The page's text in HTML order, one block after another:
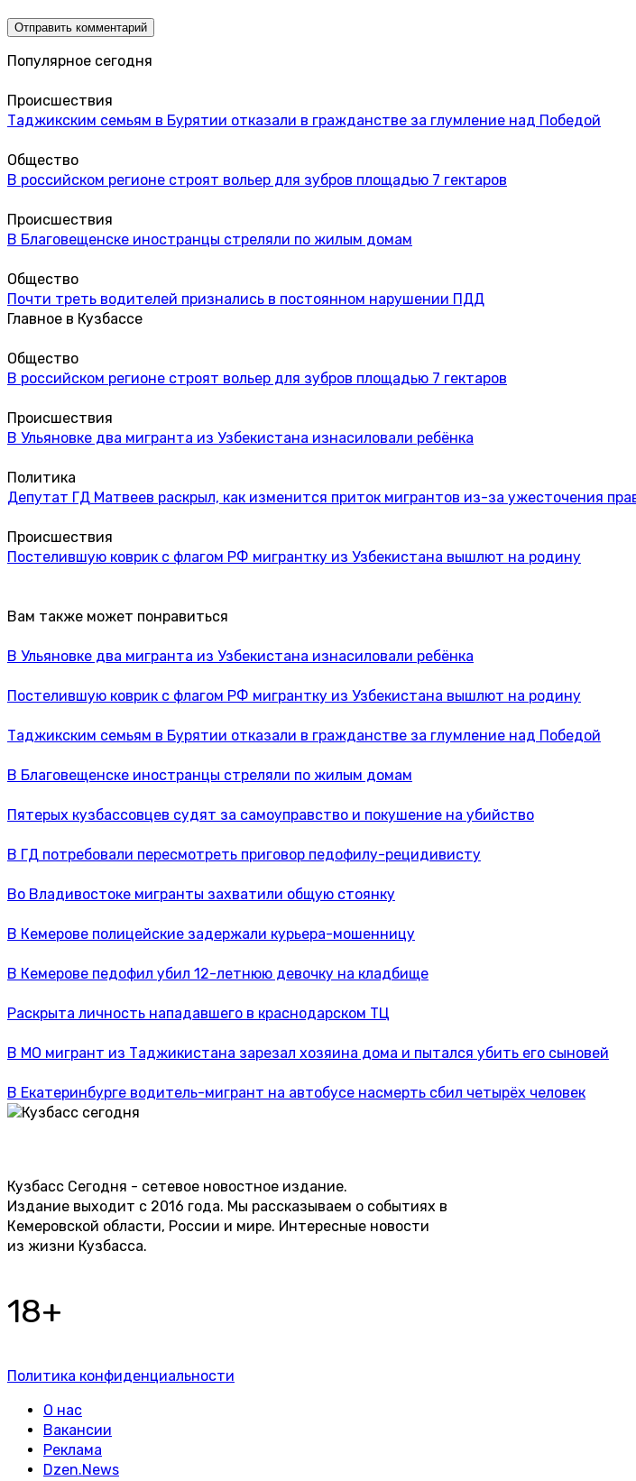
Популярное сегодня
Происшествия
Таджикским семьям в Бурятии отказали в гражданстве за глумление над Победой
Общество
В российском регионе строят вольер для зубров площадью 7 гектаров
Происшествия
В Благовещенске иностранцы стреляли по жилым домам
Общество
Почти треть водителей признались в постоянном нарушении ПДД
Главное в Кузбассе
Общество
В российском регионе строят вольер для зубров площадью 7 гектаров
Происшествия
В Ульяновке два мигранта из Узбекистана изнасиловали ребёнка
Политика
Депутат ГД Матвеев раскрыл, как изменится приток мигрантов из-за ужесточения
Происшествия
Постелившую коврик с флагом РФ мигрантку из Узбекистана вышлют на родину
Вам также может понравиться
В Ульяновке два мигранта из Узбекистана изнасиловали ребёнка
Постелившую коврик с флагом РФ мигрантку из Узбекистана вышлют на родину
Таджикским семьям в Бурятии отказали в гражданстве за глумление над Победой
В Благовещенске иностранцы стреляли по жилым домам
Пятерых кузбассовцев судят за самоуправство и покушение на убийство
В ГД потребовали пересмотреть приговор педофилу-рецидивисту
Во Владивостоке мигранты захватили общую стоянку
В Кемерове полицейские задержали курьера-мошенницу
В Кемерове педофил убил 12-летнюю девочку на кладбище
Раскрыта личность нападавшего в краснодарском ТЦ
В МО мигрант из Таджикистана зарезал хозяина дома и пытался убить его сыновей
В Екатеринбурге водитель-мигрант на автобусе насмерть сбил четырёх человек
Кузбасс Сегодня - сетевое новостное издание.
Издание выходит с 2016 года. Мы рассказываем о событиях в
Кемеровской области, России и мире. Интересные новости
из жизни Кузбасса.
18+
Политика конфиденциальности
О нас
Вакансии
Реклама
Dzen.News